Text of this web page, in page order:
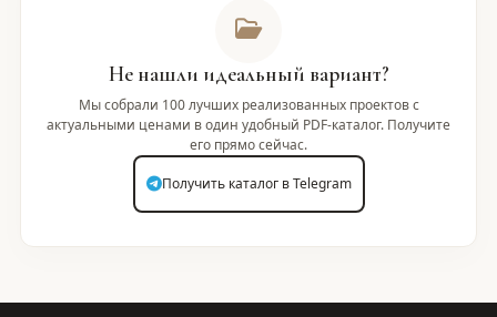
Не нашли идеальный вариант?
Мы собрали 100 лучших реализованных проектов с
актуальными ценами в один удобный PDF-каталог. Получите
его прямо сейчас.
Получить каталог в Telegram